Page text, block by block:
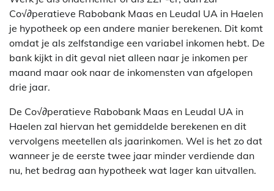
Co√∂peratieve Rabobank Maas en Leudal UA in Haelen
je hypotheek op een andere manier berekenen. Dit komt
omdat je als zelfstandige een variabel inkomen hebt. De
bank kijkt in dit geval niet alleen naar je inkomen per
maand maar ook naar de inkomensten van afgelopen
drie jaar.
De Co√∂peratieve Rabobank Maas en Leudal UA in
Haelen zal hiervan het gemiddelde berekenen en dit
vervolgens meetellen als jaarinkomen. Wel is het zo dat
wanneer je de eerste twee jaar minder verdiende dan
nu, het bedrag aan hypotheek wat lager kan uitvallen.